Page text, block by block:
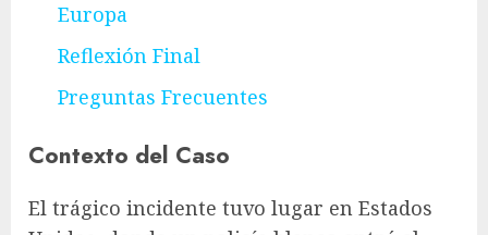
Europa
Reflexión Final
Preguntas Frecuentes
Contexto del Caso
El trágico incidente tuvo lugar en Estados